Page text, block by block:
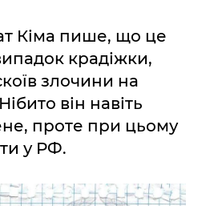
Кіма пише, що це
крадіжки,
злочини на
він навіть
проте при цьому
у РФ.